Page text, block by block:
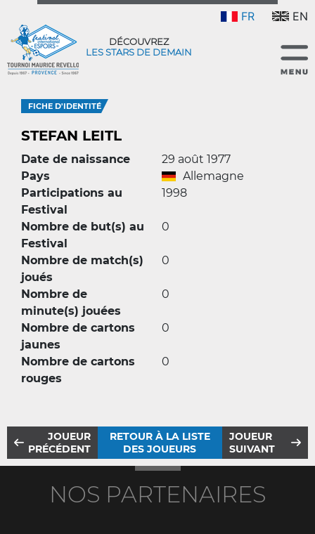
FR EN
DÉCOUVREZ
LES STARS DE DEMAIN
FICHE D'IDENTITÉ
STEFAN LEITL
Date de naissance
29 août 1977
Pays
Allemagne
Participations au
Festival
1998
Nombre de but(s) au
Festival
0
Nombre de match(s)
joués
0
Nombre de
minute(s) jouées
0
Nombre de cartons
jaunes
0
Nombre de cartons
rouges
0
JOUEUR
PRÉCÉDENT
RETOUR À LA LISTE
DES JOUEURS
JOUEUR
SUIVANT
NOS PARTENAIRES